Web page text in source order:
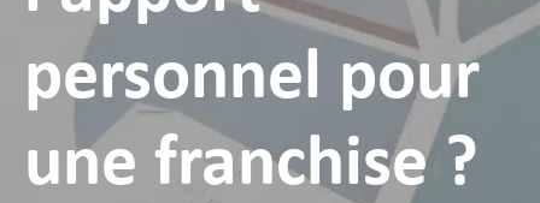
personnel pour
une franchise ?